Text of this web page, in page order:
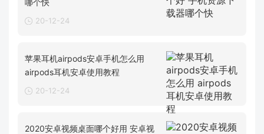
20-12-24
苹果耳机airpods安卓手机怎么用
airpods耳机安卓使用教程
20-12-24
2020安卓视频桌面哪个好用 安卓视